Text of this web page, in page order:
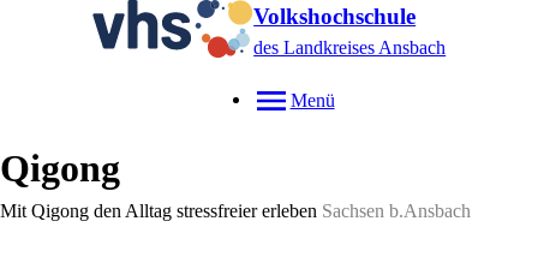
Volkshochschule
des Landkreises Ansbach
Menü
Qigong
Mit Qigong den Alltag stressfreier erleben Sachsen b.Ansbach